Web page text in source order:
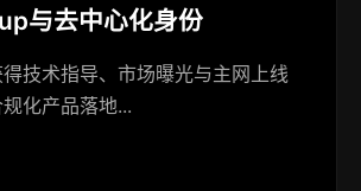
与去中心化身份
技术指导、市场曝光与主网上线
化产品落地...